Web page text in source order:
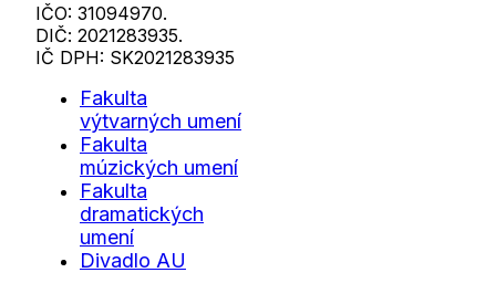
IČO: 31094970.
DIČ: 2021283935.
IČ DPH: SK2021283935
Fakulta
výtvarných umení
Fakulta
múzických umení
Fakulta
dramatických
umení
Divadlo AU